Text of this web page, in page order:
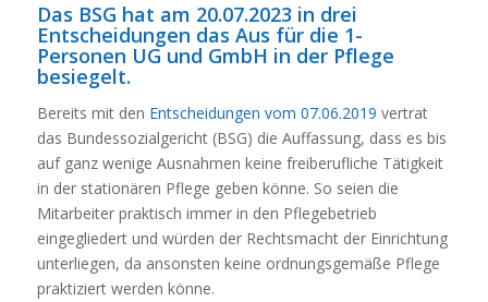
Das BSG hat am 20.07.2023 in drei
Entscheidungen das Aus für die 1-
Personen UG und GmbH in der Pflege
besiegelt.
Bereits mit den Entscheidungen vom 07.06.2019 vertrat
das Bundessozialgericht (BSG) die Auffassung, dass es bis
auf ganz wenige Ausnahmen keine freiberufliche Tätigkeit
in der stationären Pflege geben könne. So seien die
Mitarbeiter praktisch immer in den Pflegebetrieb
eingegliedert und würden der Rechtsmacht der Einrichtung
unterliegen, da ansonsten keine ordnungsgemäße Pflege
praktiziert werden könne.